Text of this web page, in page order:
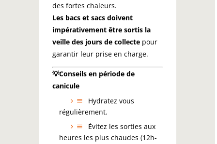
des fortes chaleurs.
Les bacs et sacs doivent
impérativement être sortis la
veille des jours de collecte pour
garantir leur prise en charge.
💡Conseils en période de
canicule
Hydratez vous
régulièrement.
Évitez les sorties aux
heures les plus chaudes (12h-